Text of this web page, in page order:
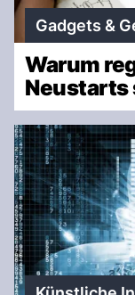
Gadgets &
Warum
Neustarts